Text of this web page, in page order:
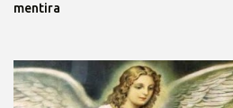
mentira